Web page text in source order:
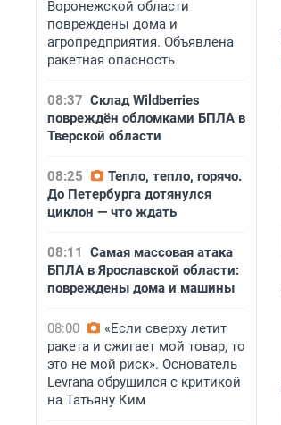
Воронежской области
повреждены дома и
агропредприятия. Объявлена
ракетная опасность
08:37 Склад Wildberries
повреждён обломками БПЛА в
Тверской области
08:25
Тепло, тепло, горячо.
До Петербурга дотянулся
циклон — что ждать
08:11
Самая массовая атака
БПЛА в Ярославской области:
повреждены дома и машины
08:00
«Если сверху летит
ракета и сжигает мой товар, то
это не мой риск». Основатель
Levrana обрушился с критикой
на Татьяну Ким